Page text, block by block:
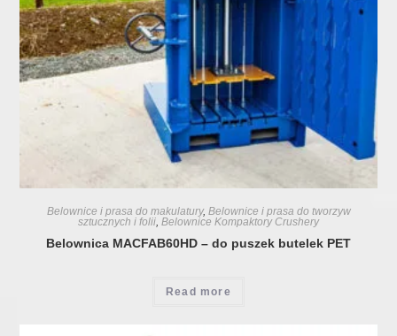
Belownice i prasa do makulatury, Belownice i prasa do tworzyw
sztucznych i folii, Belownice Kompaktory Crushery
Belownica MACFAB60HD – do puszek butelek PET
Read more